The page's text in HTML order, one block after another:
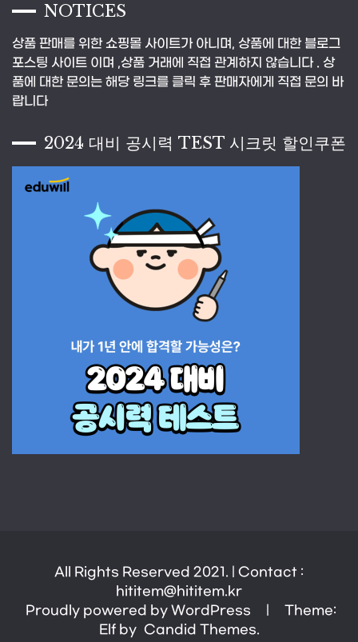
NOTICES
상품 판매를 위한 쇼핑몰 사이트가 아니며, 상품에 대한 블로그
포스팅 사이트 이며 ,상품 거래에 직접 관계하지 않습니다 . 상
품에 대한 문의는 해당 링크를 클릭 후 판매자에게 직접 문의 바
랍니다
2024 대비 공시력 TEST 시크릿 할인쿠폰
All Rights Reserved 2021. | Contact :
hititem@hititem.kr
Proudly powered by WordPress
Theme:
Elf by Candid Themes.